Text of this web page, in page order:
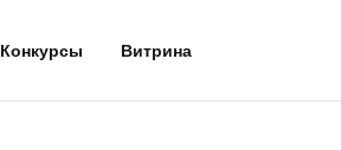
Конкурсы Витрина